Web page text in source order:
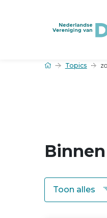
Topics